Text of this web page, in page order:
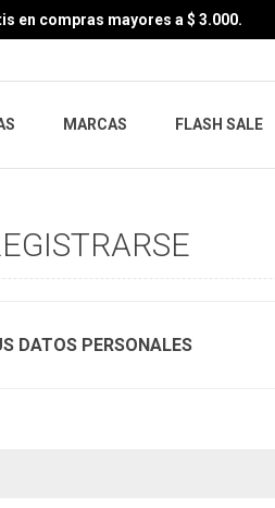
en compras mayores a $ 3.000.
MARCAS FLASH SALE
DATOS PERSONALES